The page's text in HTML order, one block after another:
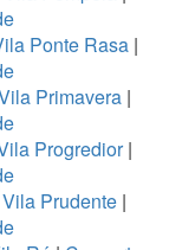
Ponte Rasa|
Primavera |
Progredior|
Prudente |